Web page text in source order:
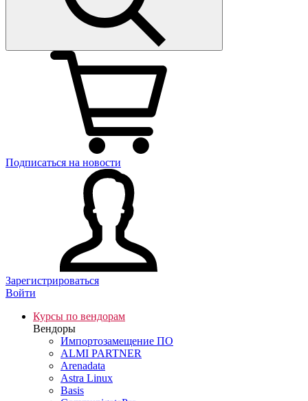
Подписаться на новости
Зарегистрироваться
Войти
Курсы по вендорам
Вендоры
Импортозамещение ПО
ALMI PARTNER
Arenadata
Astra Linux
Basis